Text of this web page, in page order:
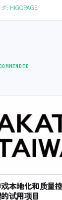
: HIGOPAGE
本地化和质量
试用项目